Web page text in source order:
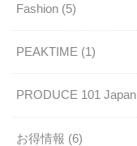
Fashion (5)
PEAKTIME (1)
PRODUCE 101 Japan
お得情報 (6)